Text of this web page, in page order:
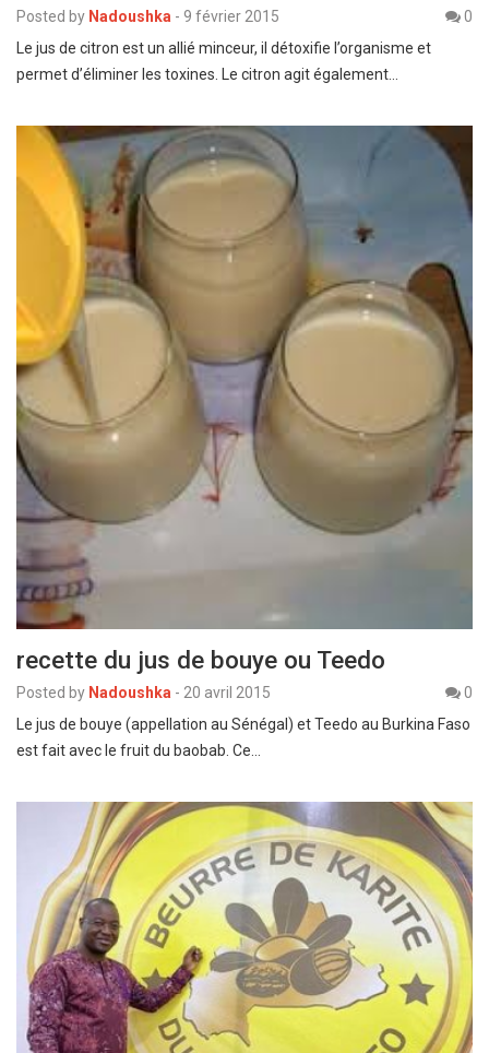
Posted by Nadoushka - 9 février 2015
0
Le jus de citron est un allié minceur, il détoxifie l’organisme et
permet d’éliminer les toxines. Le citron agit également…
recette du jus de bouye ou Teedo
Posted by Nadoushka - 20 avril 2015
0
Le jus de bouye (appellation au Sénégal) et Teedo au Burkina Faso
est fait avec le fruit du baobab. Ce…